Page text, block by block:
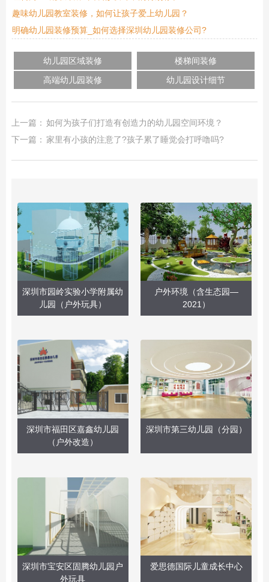
趣味幼儿园教室装修，如何让孩子爱上幼儿园？
明确幼儿园装修预算_如何选择深圳幼儿园装修公司?
幼儿园区域装修
楼梯间装修
高端幼儿园装修
幼儿园设计细节
上一篇： 如何为孩子们打造有创造力的幼儿园空间环境？
下一篇： 家里有小孩的注意了?孩子累了睡觉会打呼噜吗?
深圳市园岭实验小学附属幼
儿园（户外玩具）
户外环境（含生态园—
2021）
深圳市福田区嘉鑫幼儿园
（户外改造）
深圳市第三幼儿园（分园）
深圳市宝安区固腾幼儿园户
外玩具
爱思德国际儿童成长中心